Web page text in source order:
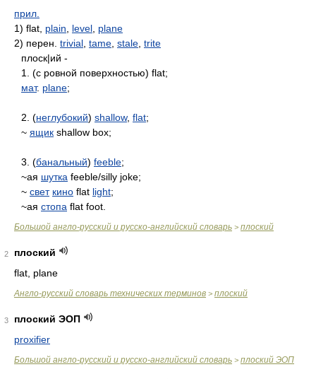
прил.
1) flat, plain level plane
2) перен. trivial tame stale trite
плоск|ий -
1. (с ровной поверхностью) flat;
мат. plane;
2. (неглубокий) shallow, flat;
~ ящик shallow box;
3. (банальный) feeble;
~ая шутка feeble/silly joke;
~ свет кино flat light;
~ая стопа flat foot.
Большой англо-русский и русско-английский словарь > плоский
2
плоский
flat, plane
Англо-русский словарь технических терминов > плоский
3
плоский ЭОП
proxifier
Большой англо-русский и русско-английский словарь > плоский ЭОП